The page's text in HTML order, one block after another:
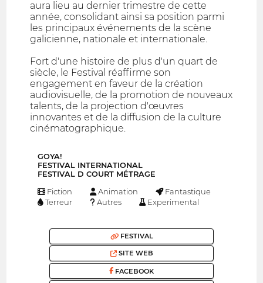
aura lieu au dernier trimestre de cette
année, consolidant ainsi sa position parmi
les principaux événements de la scène
galicienne, nationale et internationale.
Fort d'une histoire de plus d'un quart de
siècle, le Festival réaffirme son
engagement en faveur de la création
audiovisuelle, de la promotion de nouveaux
talents, de la projection d'œuvres
innovantes et de la diffusion de la culture
cinématographique.
GOYA!
FESTIVAL INTERNATIONAL
FESTIVAL D COURT MÉTRAGE
Fiction Animation
Fantastique
Terreur
Autres Experimental
FESTIVAL
SITE WEB
FACEBOOK